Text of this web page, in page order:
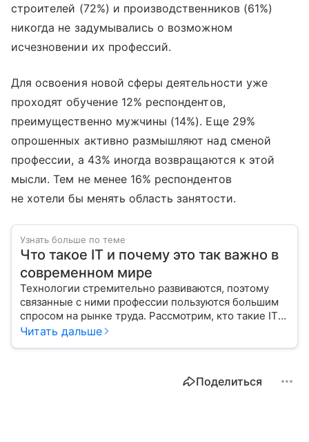
строителей (72%) и производственников (61%)
никогда не задумывались о возможном
исчезновении их профессий.
Для освоения новой сферы деятельности уже
проходят обучение 12% респондентов,
преимущественно мужчины (14%). Еще 29%
опрошенных активно размышляют над сменой
профессии, а 43% иногда возвращаются к этой
мысли. Тем не менее 16% респондентов
не хотели бы менять область занятости.
Узнать больше по теме
Что такое IT и почему это так важно в
современном мире
Технологии стремительно развиваются, поэтому
связанные с ними профессии пользуются большим
спросом на рынке труда. Рассмотрим, кто такие IT-
специалисты, и узнаем, как попасть в эту сферу
Читать дальше
Поделиться